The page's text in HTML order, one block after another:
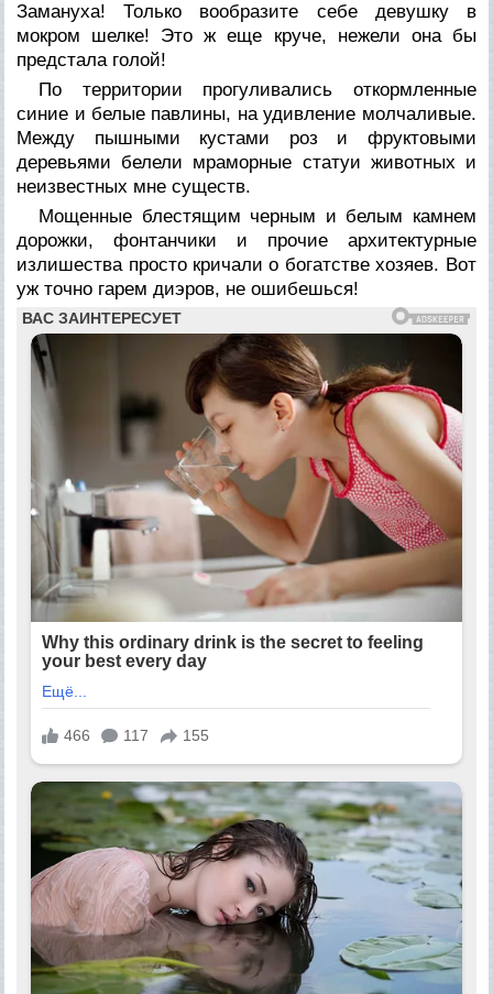
Замануха! Только вообразите себе девушку в
мокром шелке! Это ж еще круче, нежели она бы
предстала голой!
По территории прогуливались откормленные
синие и белые павлины, на удивление молчаливые.
Между пышными кустами роз и фруктовыми
деревьями белели мраморные статуи животных и
неизвестных мне существ.
Мощенные блестящим черным и белым камнем
дорожки, фонтанчики и прочие архитектурные
излишества просто кричали о богатстве хозяев. Вот
уж точно гарем диэров, не ошибешься!